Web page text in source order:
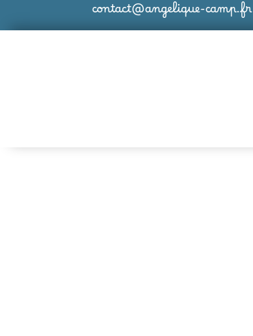
contact@angelique-camp.fr